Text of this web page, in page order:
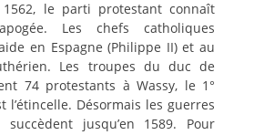
1562, le parti protestant connaît
Les chefs catholiques
en Espagne (Philippe II) et au
Les troupes du duc de
74 protestants à Wassy, le 1°
l’étincelle. Désormais les guerres
jusqu’en 1589. Pour